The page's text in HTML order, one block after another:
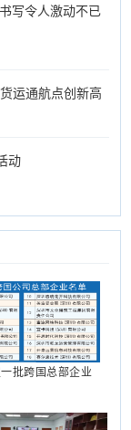
写令人激动不已
运通航点创新高
动
批跨国总部企业